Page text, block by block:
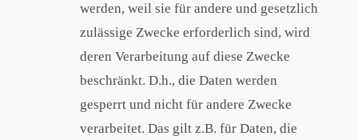
werden, weil sie für andere und gesetzlich
zulässige Zwecke erforderlich sind, wird
deren Verarbeitung auf diese Zwecke
beschränkt. D.h., die Daten werden
gesperrt und nicht für andere Zwecke
verarbeitet. Das gilt z.B. für Daten, die